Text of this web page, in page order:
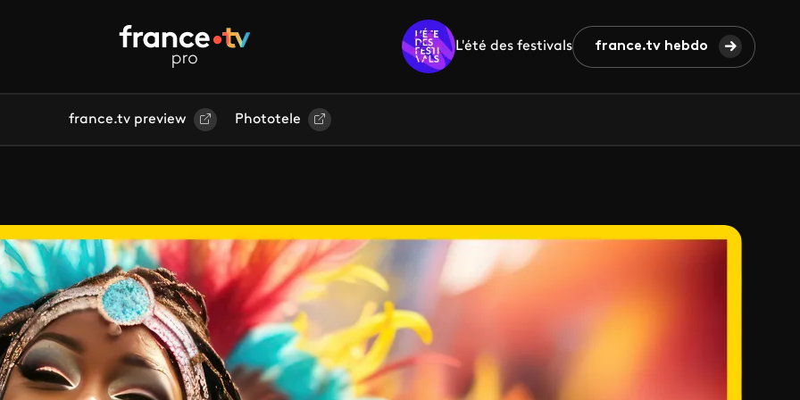
L'été des festivals france.tv hebdo
france.tv preview Phototele